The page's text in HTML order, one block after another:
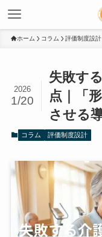
ホーム コラム 評価制度設計
失敗す
点｜「
させる
2026
1/20
コラム 評価制度設計